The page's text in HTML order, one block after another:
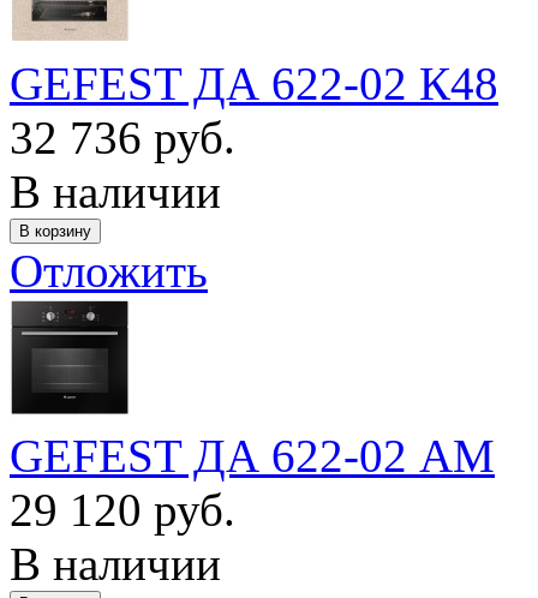
GEFEST ДА 622-02 К48
32 736 руб.
В наличии
Отложить
GEFEST ДА 622-02 АМ
29 120 руб.
В наличии